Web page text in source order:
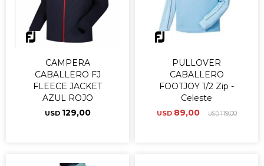
CAMPERA
CABALLERO FJ
FLEECE JACKET
AZUL ROJO
USD 129,00
PULLOVER
CABALLERO
FOOTJOY 1/2 Zip -
Celeste
USD 89,00 USD119,00